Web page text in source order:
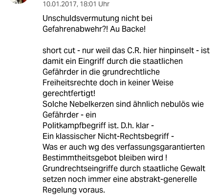
10.01.2017, 18:01 Uhr
Unschuldsvermutung nicht bei
Gefahrenabwehr?! Au Backe!
short cut - nur weil das C.R. hier hinpinselt - ist
damit ein Eingriff durch die staatlichen
Gefährder in die grundrechtliche
Freiheitsrechte doch in keiner Weise
gerechtfertigt!
Solche Nebelkerzen sind ähnlich nebulös wie
Gefährder - ein
Politkampfbegriff ist. D.h. klar -
Ein klassischer Nicht-Rechtsbegriff -
Was er auch wg des verfassungsgarantierten
Bestimmtheitsgebot bleiben wird !
Grundrechtseingriffe durch staatliche Gewalt
setzen noch immer eine abstrakt-generelle
Regelung voraus.